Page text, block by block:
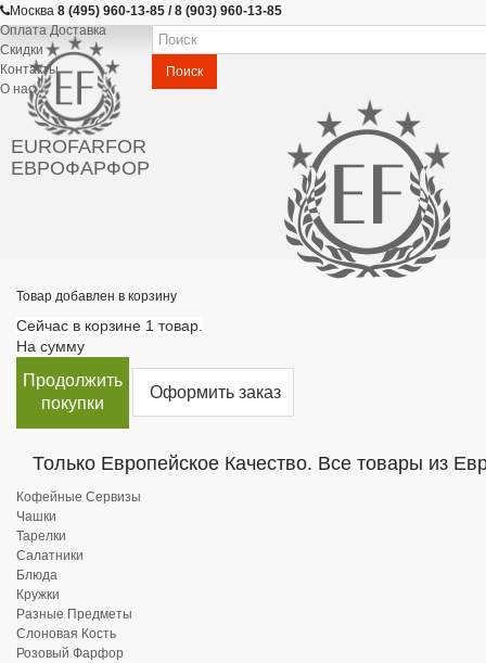
Москва 8 (495) 960-13-85 / 8 (903) 960-13-85
Оплата Доставка
Скидки
Контакты
О нас
EUROFARFOR
ЕВРОФАРФОР
Поиск
Товар добавлен в корзину
Сейчас в корзине 1 товар.
На сумму
Продолжить
покупки
Оформить заказ
Только Европейское Качество. Все товары из
Кофейные Сервизы
Чашки
Тарелки
Салатники
Блюда
Кружки
Разные Предметы
Слоновая Кость
Розовый Фарфор